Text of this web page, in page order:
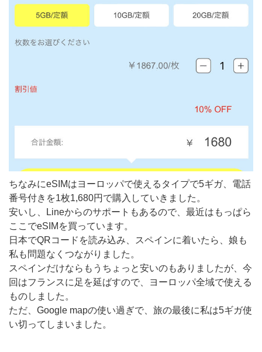
ちなみにeSIMはヨーロッパで使えるタイプで5ギガ、電話
番号付きを1枚1,680円で購入していきました。
安いし、Lineからのサポートもあるので、最近はもっぱら
ここでeSIMを買っています。
日本でQRコードを読み込み、スペインに着いたら、娘も
私も問題なくつながりました。
スペインだけならもうちょっと安いのもありましたが、今
回はフランスに足を延ばすので、ヨーロッパ全域で使える
ものしました。
ただ、Google mapの使い過ぎで、旅の最後に私は5ギガ使
い切ってしまいました。